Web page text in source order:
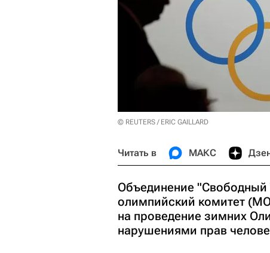
© REUTERS / ERIC GAILLARD
Читать в МАКС
Объединение
олимпийский комитет
на проведение зимних
нарушениями прав